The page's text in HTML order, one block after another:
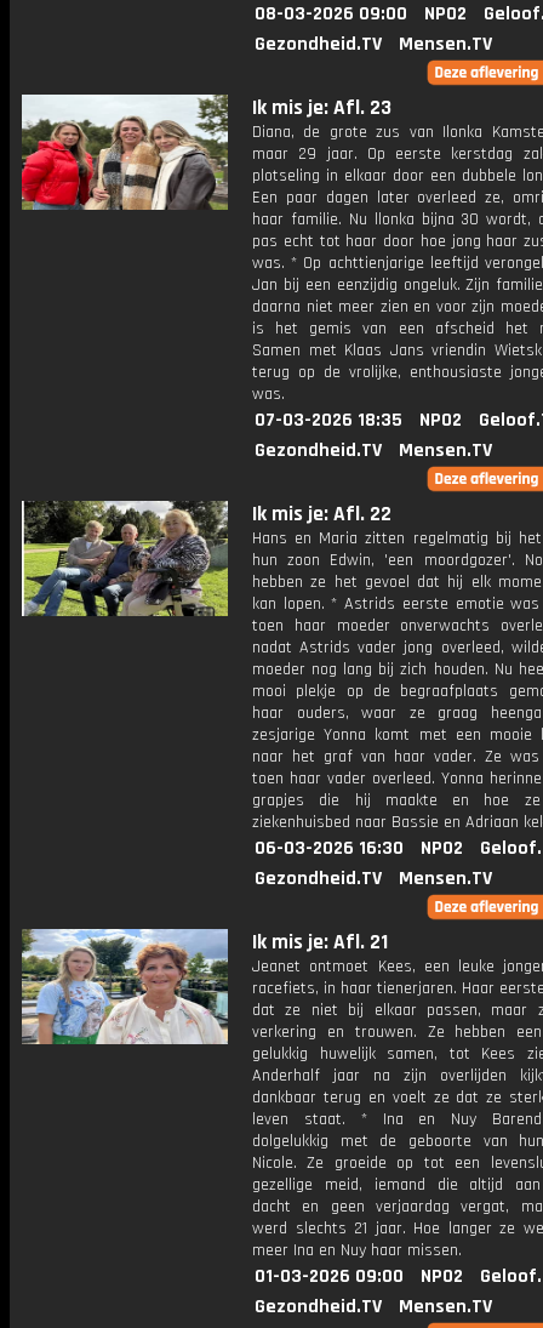
08-03-2026 09:00 NPO2
Gezondheid.TV
Mensen.TV
Ik mis je: Afl. 23
Diana, de grote zus van Ilonka
maar 29 jaar. Op eerste kerstdag
plotseling in elkaar door een dubbele
Een paar dagen later overleed ze,
haar familie. Nu llonka bijna 30 wordt,
pas echt tot haar door hoe jong haar
was. * Op achttienjarige leeftijd
Jan bij een eenzijdig ongeluk. Zijn
daarna niet meer zien en voor zijn
is het gemis van een afscheid het
Samen met Klaas Jans vriendin
terug op de vrolijke, enthousiaste
was.
07-03-2026 18:35 NPO2
Gezondheid.TV
Mensen.TV
Ik mis je: Afl. 22
Hans en Maria zitten regelmatig bij
hun zoon Edwin, 'een moordgozer'.
hebben ze het gevoel dat hij elk
kan lopen. * Astrids eerste emotie was
toen haar moeder onverwachts
nadat Astrids vader jong overleed,
moeder nog lang bij zich houden. Nu
mooi plekje op de begraafplaats
haar ouders, waar ze graag
zesjarige Yonna komt met een mooie
naar het graf van haar vader. Ze
toen haar vader overleed. Yonna
grapjes die hij maakte en hoe
ziekenhuisbed naar Bassie en Adriaan
06-03-2026 16:30 NPO2
Gezondheid.TV
Mensen.TV
Ik mis je: Afl. 21
Jeanet ontmoet Kees, een leuke
racefiets, in haar tienerjaren. Haar
dat ze niet bij elkaar passen, maar
verkering en trouwen. Ze hebben
gelukkig huwelijk samen, tot Kees
Anderhalf jaar na zijn overlijden
dankbaar terug en voelt ze dat ze
leven staat. * Ina en Nuy
dolgelukkig met de geboorte van
Nicole. Ze groeide op tot een
gezellige meid, iemand die altijd
dacht en geen verjaardag vergat,
werd slechts 21 jaar. Hoe langer ze
meer Ina en Nuy haar missen.
01-03-2026 09:00 NPO2
Gezondheid.TV
Mensen.TV